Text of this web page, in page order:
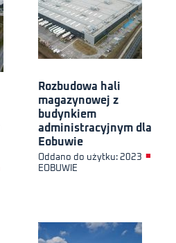
Rozbudowa hali
magazynowej z
budynkiem
administracyjnym dla
Eobuwie
Oddano do użytku: 2023 ■
EOBUWIE